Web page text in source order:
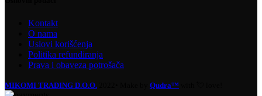
Kontakt
O nama
Uslovi korišćenja
Politika refundiranja
Prava i obaveza potrošača
MIKOMI TRADING D.O.O. Qudra™